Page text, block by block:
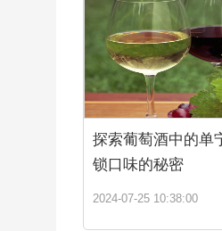
探索葡萄酒中的单
锁口味的秘密
2024-07-25 10:38:00